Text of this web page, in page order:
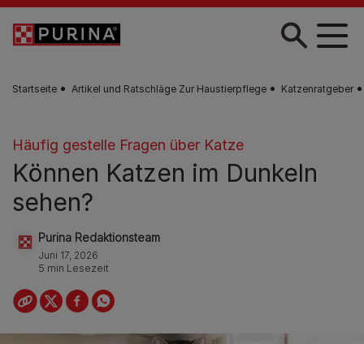
Skip to main content
Startseite Artikel und Ratschläge Zur Haustierpflege Katzenratgeber
Häufig gestelle Fragen über Katze
Können Katzen im Dunkeln
sehen?
Purina Redaktionsteam
Juni 17, 2026
5 min Lesezeit